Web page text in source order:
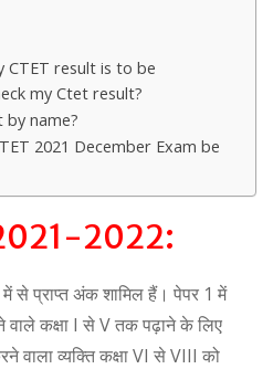
result is to be
my Ctet result?
by name?
2021 December Exam be
2021-2022:
से प्राप्त अंक शामिल हैं। पेपर 1 में
कक्षा I से V तक पढ़ाने के लिए
वाला व्यक्ति कक्षा VI से VIII को